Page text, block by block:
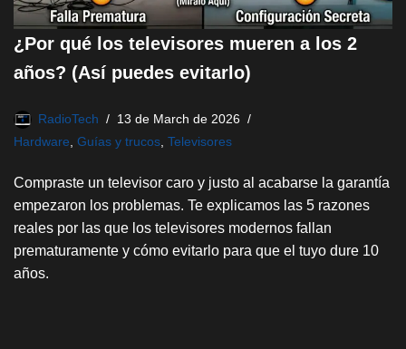
¿Por qué los televisores mueren a los 2
años? (Así puedes evitarlo)
RadioTech
13 de March de 2026
Hardware Guías y trucos Televisores
Compraste un televisor caro y justo al acabarse la garantía
empezaron los problemas. Te explicamos las 5 razones
reales por las que los televisores modernos fallan
prematuramente y cómo evitarlo para que el tuyo dure 10
años.